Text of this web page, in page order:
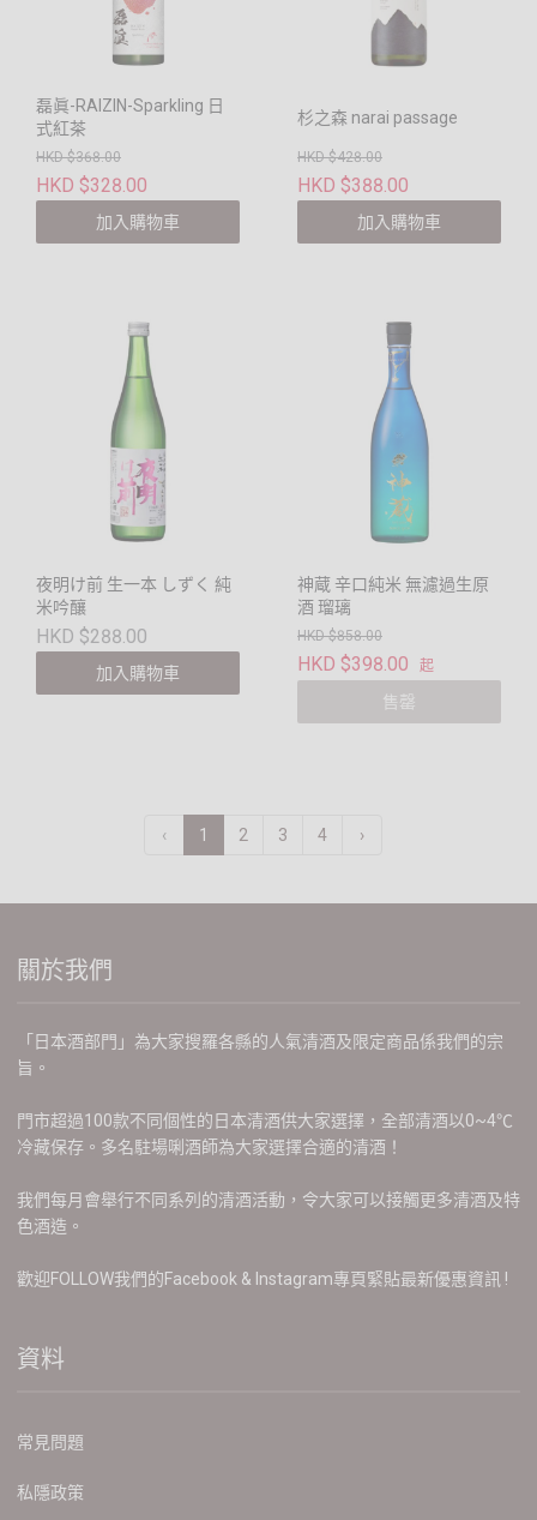
磊眞-RAIZIN-Sparkling 日
式紅茶
HKD $368.00
HKD $328.00
加入購物車
杉之森 narai passage
HKD $428.00
HKD $388.00
加入購物車
夜明け前 生一本 しずく 純
米吟釀
HKD $288.00
加入購物車
神蔵 辛口純米 無濾過生原
酒 瑠璃
HKD $858.00
HKD $398.00 起
售罄
‹ 1 2 3 4 ›
關於我們
「日本酒部門」為大家搜羅各縣的人氣清酒及限定商品係我們的宗
旨。
門市超過100款不同個性的日本清酒供大家選擇，全部清酒以0~4℃
冷藏保存。多名駐場唎酒師為大家選擇合適的清酒！
我們每月會舉行不同系列的清酒活動，令大家可以接觸更多清酒及特
色酒造。
歡迎FOLLOW我們的Facebook & Instagram專頁緊貼最新優惠資訊 !
資料
常見問題
私隱政策